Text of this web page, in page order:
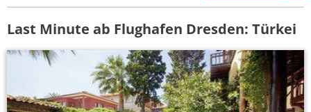
Last Minute ab Flughafen Dresden: Türkei